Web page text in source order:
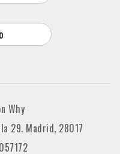
Why
29. Madrid, 28017